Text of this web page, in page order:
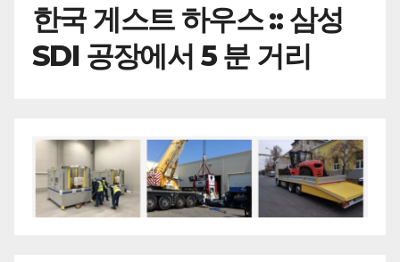
한국 게스트 하우스 :: 삼성
SDI 공장에서 5 분 거리